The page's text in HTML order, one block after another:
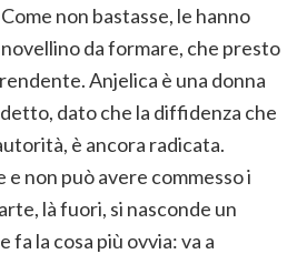
non bastasse, le hanno
da formare, che presto
Anjelica è una donna
dato che la diffidenza che
è ancora radicata.
e non può avere commesso i
là fuori, si nasconde un
fa la cosa più ovvia: va a